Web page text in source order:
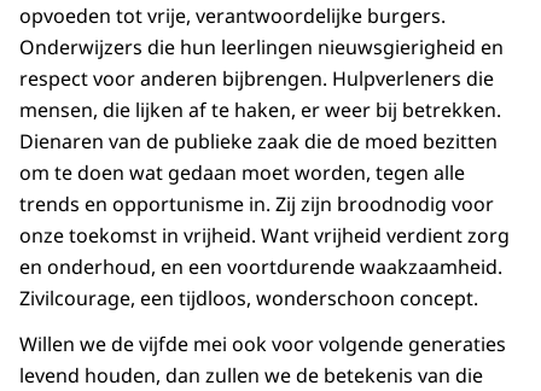
opvoeden tot vrije, verantwoordelijke burgers.
Onderwijzers die hun leerlingen nieuwsgierigheid en
respect voor anderen bijbrengen. Hulpverleners die
mensen, die lijken af te haken, er weer bij betrekken.
Dienaren van de publieke zaak die de moed bezitten
om te doen wat gedaan moet worden, tegen alle
trends en opportunisme in. Zij zijn broodnodig voor
onze toekomst in vrijheid. Want vrijheid verdient zorg
en onderhoud, en een voortdurende waakzaamheid.
Zivilcourage, een tijdloos, wonderschoon concept.
Willen we de vijfde mei ook voor volgende generaties
levend houden, dan zullen we de betekenis van die